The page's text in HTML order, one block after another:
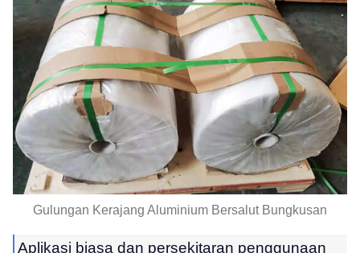
Gulungan Kerajang Aluminium Bersalut Bungkusan
Aplikasi biasa dan persekitaran penggunaan